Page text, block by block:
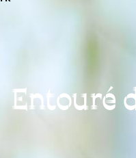
Entouré